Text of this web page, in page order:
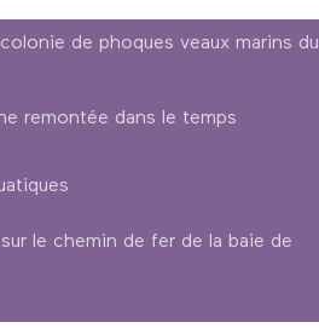
de phoques veaux marins du
remontée dans le temps
le chemin de fer de la baie de